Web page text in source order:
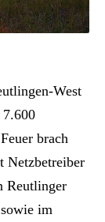
West
brach
Netzbetreiber
Reutlinger
im